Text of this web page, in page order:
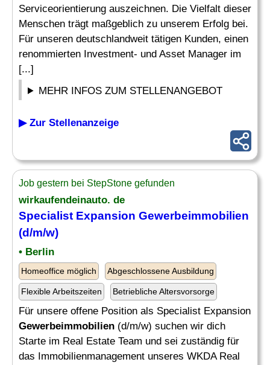
Serviceorientierung auszeichnen. Die Vielfalt dieser
Menschen trägt maßgeblich zu unserem Erfolg bei.
Für unseren deutschlandweit tätigen Kunden, einen
renommierten Investment- und Asset Manager im
[...]
MEHR INFOS ZUM STELLENANGEBOT
▶ Zur Stellenanzeige
Job gestern bei StepStone gefunden
wirkaufendeinauto. de
Specialist Expansion Gewerbeimmobilien
(d/m/w)
• Berlin
Homeoffice möglich Abgeschlossene Ausbildung
Flexible Arbeitszeiten Betriebliche Altersvorsorge
Für unsere offene Position als Specialist Expansion
Gewerbeimmobilien (d/m/w) suchen wir dich
Starte im Real Estate Team und sei zuständig für
das Immobilienmanagement unseres WKDA Real